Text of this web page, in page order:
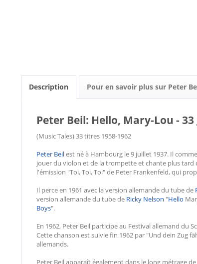
Description Pour en savoir plus sur Peter
Peter Beil: Hello, Mary-Lou -
(Music Tales) 33 titres 1958-1962
Peter Beilest né à Hambourg le 9 juillet 1937. Il
jouer du violon et de la trompette et chante plus tard
l'émission "Toi, Toi, Toi" de Peter Frankenfeld, qui
Il perce en 1961 avec la version allemande du tube de
version allemande du tube de Ricky Nelson "Hello
Boys".
En 1962, Peter Beil participe au Festival allemand du
Cette chanson est suivie fin 1962 par "Und dein Zug
allemands.
Peter Beil apparaît également dans le long métrage